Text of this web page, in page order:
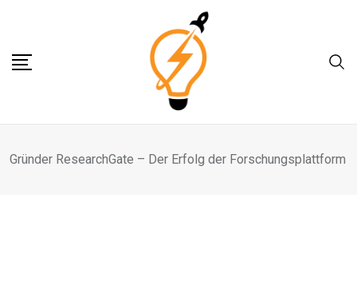
content
Gründer ResearchGate – Der Erfolg der Forschungsplattform